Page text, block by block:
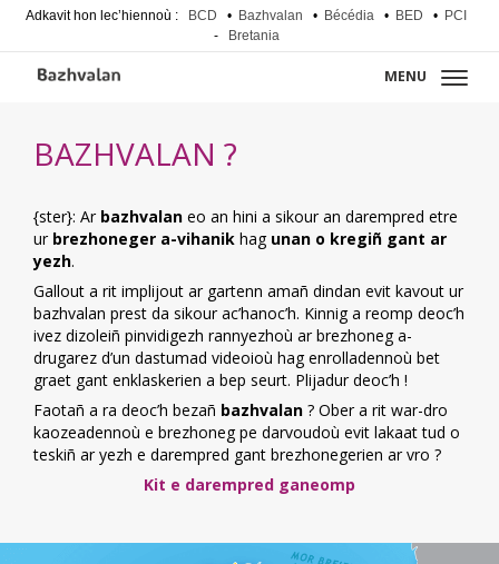
Adkavit hon lec’hiennoù : BCD • Bazhvalan • Bécédia • BED • PCI
-
Bretania
MENU
BAZHVALAN ?
{ster}: Ar bazhvalan eo an hini a sikour an darempred etre
ur brezhoneger a-vihanik hag unan o kregiñ gant ar
yezh.
Gallout a rit implijout ar gartenn amañ dindan evit kavout ur
bazhvalan prest da sikour ac’hanoc’h. Kinnig a reomp deoc’h
ivez dizoleiñ pinvidigezh rannyezhoù ar brezhoneg a-
drugarez d’un dastumad videoioù hag enrolladennoù bet
graet gant enklaskerien a bep seurt. Plijadur deoc’h !
Faotañ a ra deoc’h bezañ bazhvalan ? Ober a rit war-dro
kaozeadennoù e brezhoneg pe darvoudoù evit lakaat tud o
teskiñ ar yezh e darempred gant brezhonegerien ar vro ?
Kit e darempred ganeomp